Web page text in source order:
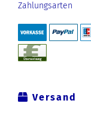
Zahlungsarten
Versand